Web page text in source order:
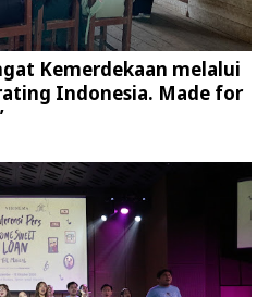
Kemerdekaan melalui
Indonesia. Made for